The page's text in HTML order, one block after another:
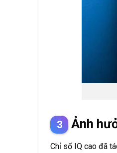
Ảnh
Chỉ số IQ cao đã